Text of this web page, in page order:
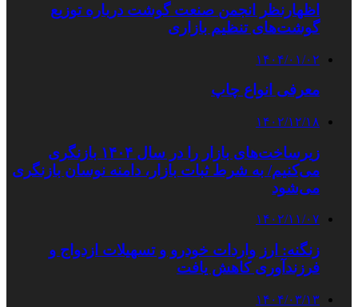
اظهارنظر انجمن صنعت گوشت درباره توزیع
گوشت‌های تنظیم بازاری
۱۴۰۴/۰۱/۰۲
معرفی انواع چاپ
۱۴۰۲/۱۲/۱۸
زیرساخت‌های بازار را در سال ۱۴۰۴ بازنگری
می‌کنیم/ به شرط ثبات بازار، دامنه نوسان بازنگری
می‌شود
۱۴۰۲/۱۱/۰۷
زنگنه: ارز واردات خودرو و تسهیلات ازدواج و
فرزندآوری کاهش یافت
۱۴۰۴/۰۳/۱۳